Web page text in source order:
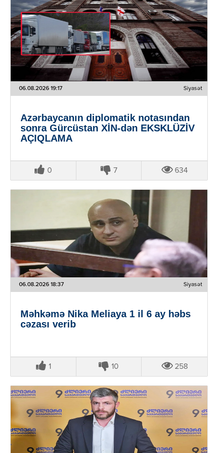
06.08.2026 19:17 Siyasət
Azərbaycanın diplomatik notasından
sonra Gürcüstan XİN-dən EKSKLÜZİV
AÇIQLAMA
0 7 634
06.08.2026 18:37 Siyasət
Məhkəmə Nika Meliaya 1 il 6 ay həbs
cəzası verib
1 10 258